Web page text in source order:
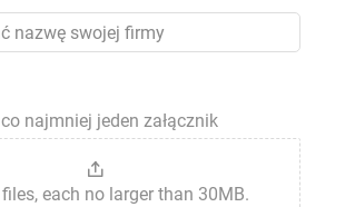
najmniej jeden załącznik
each no larger than 30MB.